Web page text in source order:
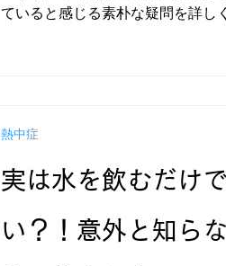
ていると感じる素朴な疑問を詳し
実は水を飲むだけ
い？！意外と知ら
熱中症